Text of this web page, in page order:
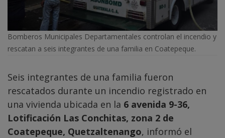
Bomberos Municipales Departamentales controlan el incendio y
rescatan a seis integrantes de una familia en Coatepeque.
Seis integrantes de una familia fueron
rescatados durante un incendio registrado en
una vivienda ubicada en la 6 avenida 9-36,
Lotificación Las Conchitas, zona 2 de
Coatepeque, Quetzaltenango, informó el